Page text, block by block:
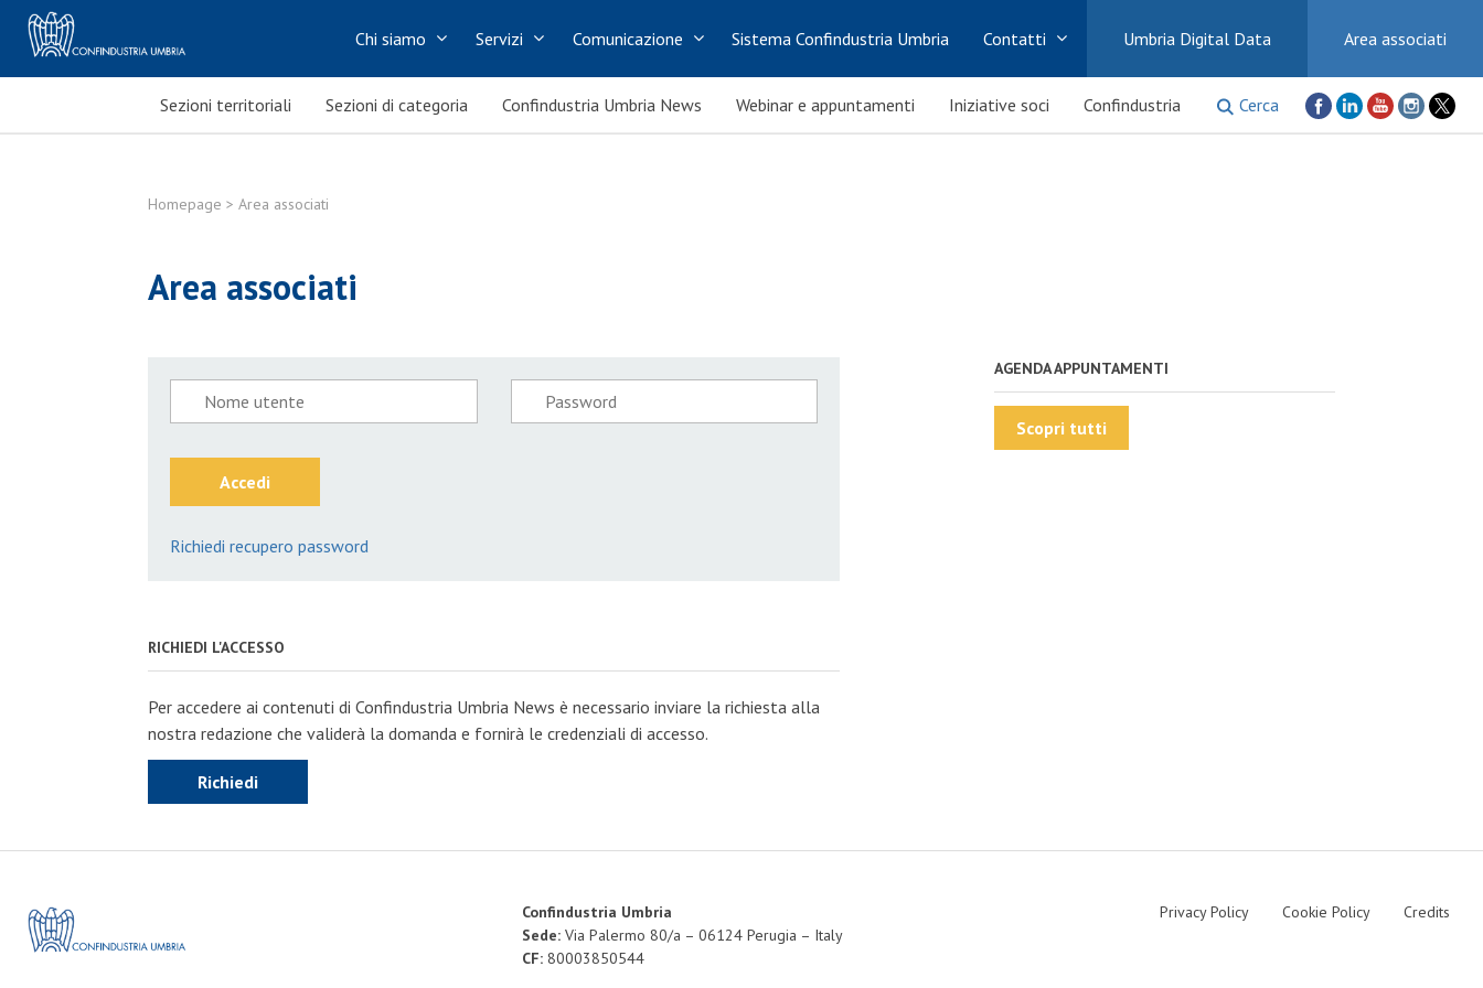
Chi siamo Servizi Comunicazione Sistema Confindustria Umbria Contatti Umbria Digital Data Area associati
Sezioni territoriali Sezioni di categoria Confindustria Umbria News Webinar e appuntamenti Iniziative soci Confindustria Cerca
Homepage > Area associati
Area associati
Accedi
Richiedi recupero password
RICHIEDI L'ACCESSO
Per accedere ai contenuti di Confindustria Umbria News è necessario inviare la richiesta alla
nostra redazione che validerà la domanda e fornirà le credenziali di accesso.
Richiedi
AGENDA APPUNTAMENTI
Scopri tutti
Confindustria Umbria
Sede: Via Palermo 80/a – 06124 Perugia – Italy
CF: 80003850544
Privacy Policy Cookie Policy Credits